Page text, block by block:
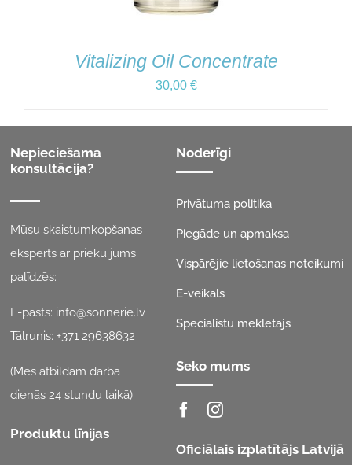
Vitalizing Oil Concentrate
30,00 €
Nepieciešama
konsultācija?
Mūsu skaistumkopšanas
eksperts ar prieku jums
palīdzēs:
E-pasts: info@sonnerie.lv
Tālrunis:+371 29638632
(Mēs atbildam darba
dienās 24 stundu laikā)
Produktu līnijas
Noderīgi
Privātuma politika
Piegāde un apmaksa
Vispārējie lietošanas noteikumi
E-veikals
Speciālistu meklētājs
Seko mums
Oficiālais izplatītājs Latvijā